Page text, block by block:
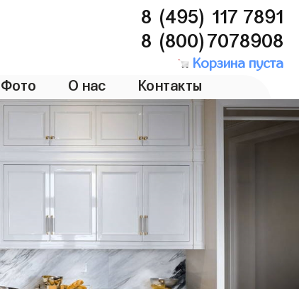
8 (495) 117 7891
8 (800)7078908
Корзина пуста
Фото О нас Контакты